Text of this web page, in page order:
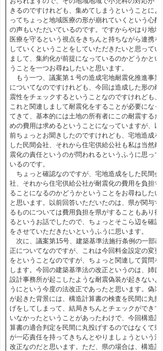
きるのですけれども、集めてしまうということによ
ってちょっと地域医療の形が崩れていくという心配
の声もいただいているのです。ですからやはり地域
医療を守るという視点をきちんと持ちながら連携を
していくということをしていただきたいと思ってい
まして、集約化が前提になっているのかどうかとい
うことを一つお尋ねしたいと思います。
もう一つ、議案第１号の造成宅地耐震化推進事業
についてなのですけれども、今回は造成した形の耐
震性をチェックするということなのですけれども、
これと関連しまして耐震化をすることが必要になっ
てきて、基本的には土地の所有者にこの耐震するた
めの費用は求めるということになっていますが、以
前ちょっとお聞きしたのですけれども、宅地造成を
した民間会社、それから住宅供給公社も私は当然耐
震化の責任というのが問われるというふうに思って
いるのです。
ちょっと確認なのですが、宅地造成をした民間会
社、それから住宅供給公社が耐震化の費用を負担す
ることになるのかどうかということをお尋ねしたい
と思います。以前回答いただいたのは、県が関与す
るものについては費用負担を県がすることもあり得
るというお話でしたので、ちょっとそこら辺を確認
をさせていただきたいというふうに思います。
次に、議案第15号、建築基準法施行条例の一部改
正についてなのですが、これは今回料金設定の変更
をということなのですが、ちょっと関連して質問を
します。今回の建築基準法の改正というのは、姉歯
設計事務所が起こしたような耐震偽装が起きないよ
うにという今度の法改正であったと思います。偽装
が起きた背景には、構造計算書の検査を民間に丸投
げをしてしまって、結局きちんとチェックができて
いなかったということがあったわけで、今回構造計
算書の適合判定を民間に丸投げするのではなくて県
が一応責任を持ってきちんとやりましょうという法
改正なのだと思います。ただ、県の場合は、構造計